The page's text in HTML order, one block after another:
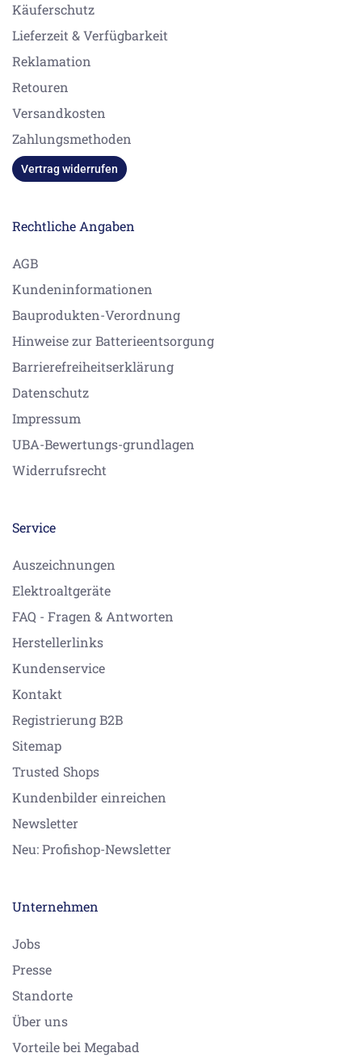
Käuferschutz
Lieferzeit & Verfügbarkeit
Reklamation
Retouren
Versandkosten
Zahlungsmethoden
Vertrag widerrufen
Rechtliche Angaben
AGB
Kundeninformationen
Bauprodukten-Verordnung
Hinweise zur Batterieentsorgung
Barrierefreiheitserklärung
Datenschutz
Impressum
UBA-Bewertungs-grundlagen
Widerrufsrecht
Service
Auszeichnungen
Elektroaltgeräte
FAQ - Fragen & Antworten
Herstellerlinks
Kundenservice
Kontakt
Registrierung B2B
Sitemap
Trusted Shops
Kundenbilder einreichen
Newsletter
Neu: Profishop-Newsletter
Unternehmen
Jobs
Presse
Standorte
Über uns
Vorteile bei Megabad